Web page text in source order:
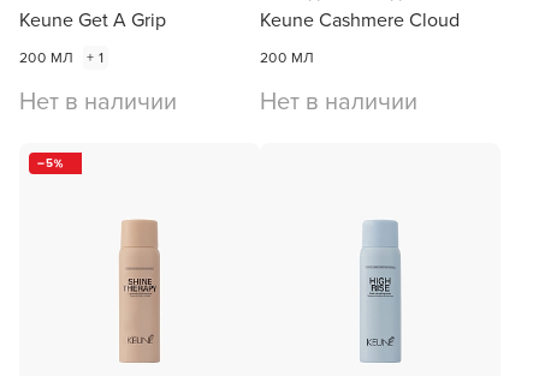
Keune Get A Grip
200 МЛ + 1
Нет в наличии
Keune Cashmere Cloud
200 МЛ
Нет в наличии
5